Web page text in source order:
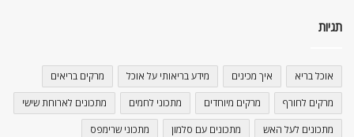
תגיות
אוכל בריא איך מכינים מידע בריאותי על אוכל מרקים בריאים
מרקים לחורף מרקים מיוחדים מתכוני לחמים מתכונים לארוחת שישי
מתכונים לעל האש מתכונים עם סלמון מתכוני שרימפס